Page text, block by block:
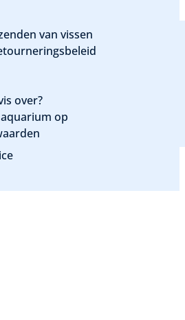
van vissen
over?
op